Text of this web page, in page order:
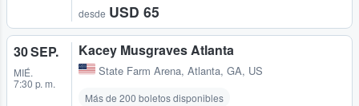
desde USD 65
30 SEP.
MIÉ.
7:30 p. m.
Kacey Musgraves Atlanta
State Farm Arena, Atlanta, GA, US
Más de 200 boletos disponibles